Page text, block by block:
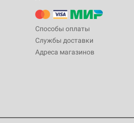
Способы оплаты
Службы доставки
Адреса магазинов